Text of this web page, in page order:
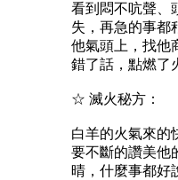
看到悶不吭聲、
失，再急的事都
他氣頭上，找他
錯了話，點燃了
☆ 滅火秘方：
白羊的火氣來的
要不斷的讚美他
晴，什麼事都好